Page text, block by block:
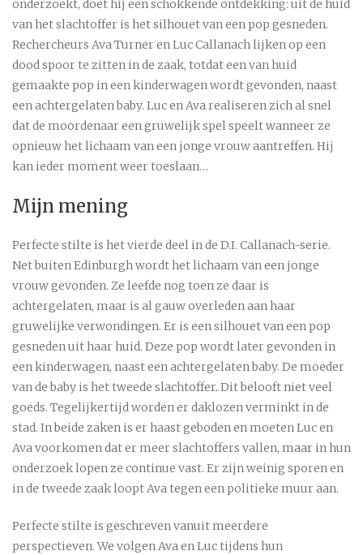
onderzoekt, doet hij een schokkende ontdekking: uit de huid
van het slachtoffer is het silhouet van een pop gesneden.
Rechercheurs Ava Turner en Luc Callanach lijken op een
dood spoor te zitten in de zaak, totdat een van huid
gemaakte pop in een kinderwagen wordt gevonden, naast
een achtergelaten baby. Luc en Ava realiseren zich al snel
dat de moordenaar een gruwelijk spel speelt wanneer ze
opnieuw het lichaam van een jonge vrouw aantreffen. Hij
kan ieder moment weer toeslaan…
Mijn mening
Perfecte stilte is het vierde deel in de D.I. Callanach-serie.
Net buiten Edinburgh wordt het lichaam van een jonge
vrouw gevonden. Ze leefde nog toen ze daar is
achtergelaten, maar is al gauw overleden aan haar
gruwelijke verwondingen. Er is een silhouet van een pop
gesneden uit haar huid. Deze pop wordt later gevonden in
een kinderwagen, naast een achtergelaten baby. De moeder
van de baby is het tweede slachtoffer. Dit belooft niet veel
goeds. Tegelijkertijd worden er daklozen verminkt in de
stad. In beide zaken is er haast geboden en moeten Luc en
Ava voorkomen dat er meer slachtoffers vallen, maar in hun
onderzoek lopen ze continue vast. Er zijn weinig sporen en
in de tweede zaak loopt Ava tegen een politieke muur aan.
Perfecte stilte is geschreven vanuit meerdere
perspectieven. We volgen Ava en Luc tijdens hun